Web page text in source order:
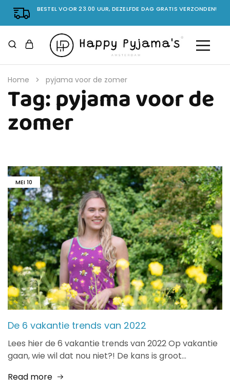
BESTEL VOOR 23.00 UUR, DEZELFDE DAG GRATIS VERZONDEN!
Home pyjama voor de zomer
Tag:pyjama voor de
zomer
MEI 10
De 6 vakantie trends van 2022
Lees hier de 6 vakantie trends van 2022 Op vakantie
gaan, wie wil dat nou niet?! De kans is groot…
Read more